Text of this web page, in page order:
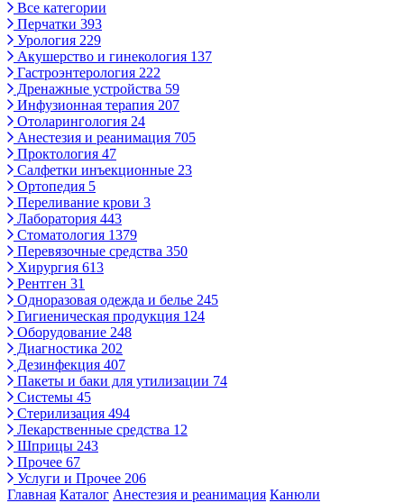
Все категории
Перчатки 393
Урология 229
Акушерство и гинекология 137
Гастроэнтерология 222
Дренажные устройства 59
Инфузионная терапия 207
Отоларингология 24
Анестезия и реанимация 705
Проктология 47
Салфетки инъекционные 23
Ортопедия 5
Переливание крови 3
Лаборатория 443
Стоматология 1379
Перевязочные средства 350
Хирургия 613
Рентген 31
Одноразовая одежда и белье 245
Гигиеническая продукция 124
Оборудование 248
Диагностика 202
Дезинфекция 407
Пакеты и баки для утилизации 74
Системы 45
Стерилизация 494
Лекарственные средства 12
Шприцы 243
Прочее 67
Услуги и Прочее 206
Главная Каталог Анестезия и реанимация Канюли